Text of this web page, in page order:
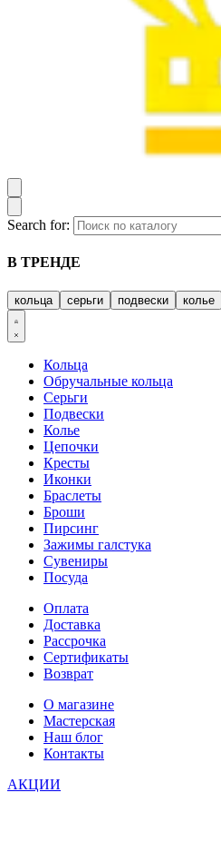
Search for:
В ТРЕНДЕ
кольца серьги подвески колье
Кольца
Обручальные кольца
Серьги
Подвески
Колье
Цепочки
Кресты
Иконки
Браслеты
Броши
Пирсинг
Зажимы галстука
Сувениры
Посуда
Оплата
Доставка
Рассрочка
Сертификаты
Возврат
О магазине
Мастерская
Наш блог
Контакты
АКЦИИ